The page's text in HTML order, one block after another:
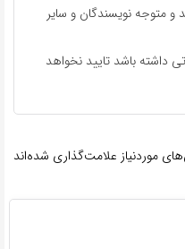
و متوجه نویسندگان و سایر
داشته باشد تایید نخواهد
موردنیاز علامت‌گذاری شده‌اند